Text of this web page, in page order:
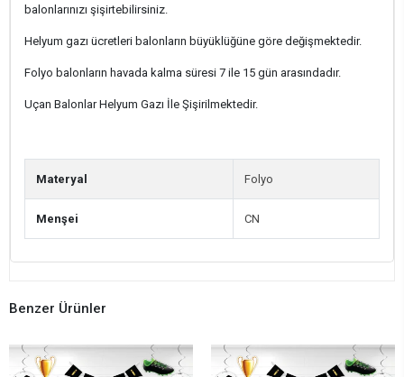
balonlarınızı şişirtebilirsiniz.
Helyum gazı ücretleri balonların büyüklüğüne göre değişmektedir.
Folyo balonların havada kalma süresi 7 ile 15 gün arasındadır.
Uçan Balonlar Helyum Gazı İle Şişirilmektedir.
Materyal Folyo
Menşei CN
Benzer Ürünler